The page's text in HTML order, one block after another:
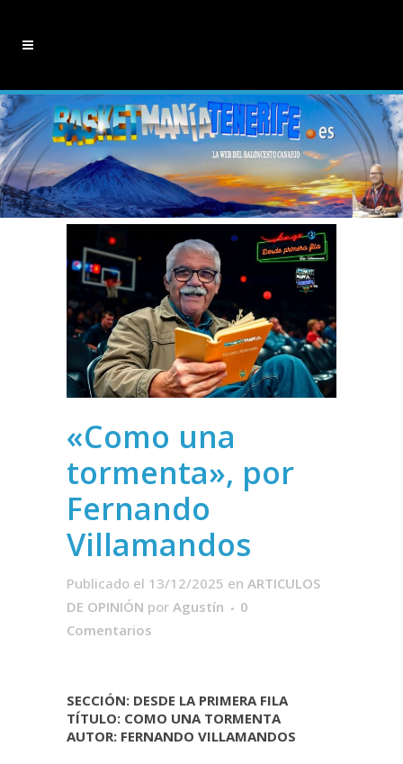
«Como una
tormenta», por
Fernando
Villamandos
Publicado el 13/12/2025 en ARTICULOS
DE OPINIÓN por Agustín
0
Comentarios
SECCIÓN: DESDE LA PRIMERA FILA
TÍTULO: COMO UNA TORMENTA
AUTOR: FERNANDO VILLAMANDOS